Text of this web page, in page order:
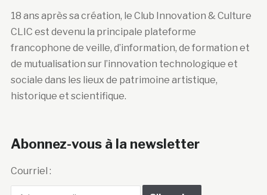
18 ans après sa création, le Club Innovation & Culture
CLIC est devenu la principale plateforme
francophone de veille, d’information, de formation et
de mutualisation sur l’innovation technologique et
sociale dans les lieux de patrimoine artistique,
historique et scientifique.
Abonnez-vous à la newsletter
Courriel :